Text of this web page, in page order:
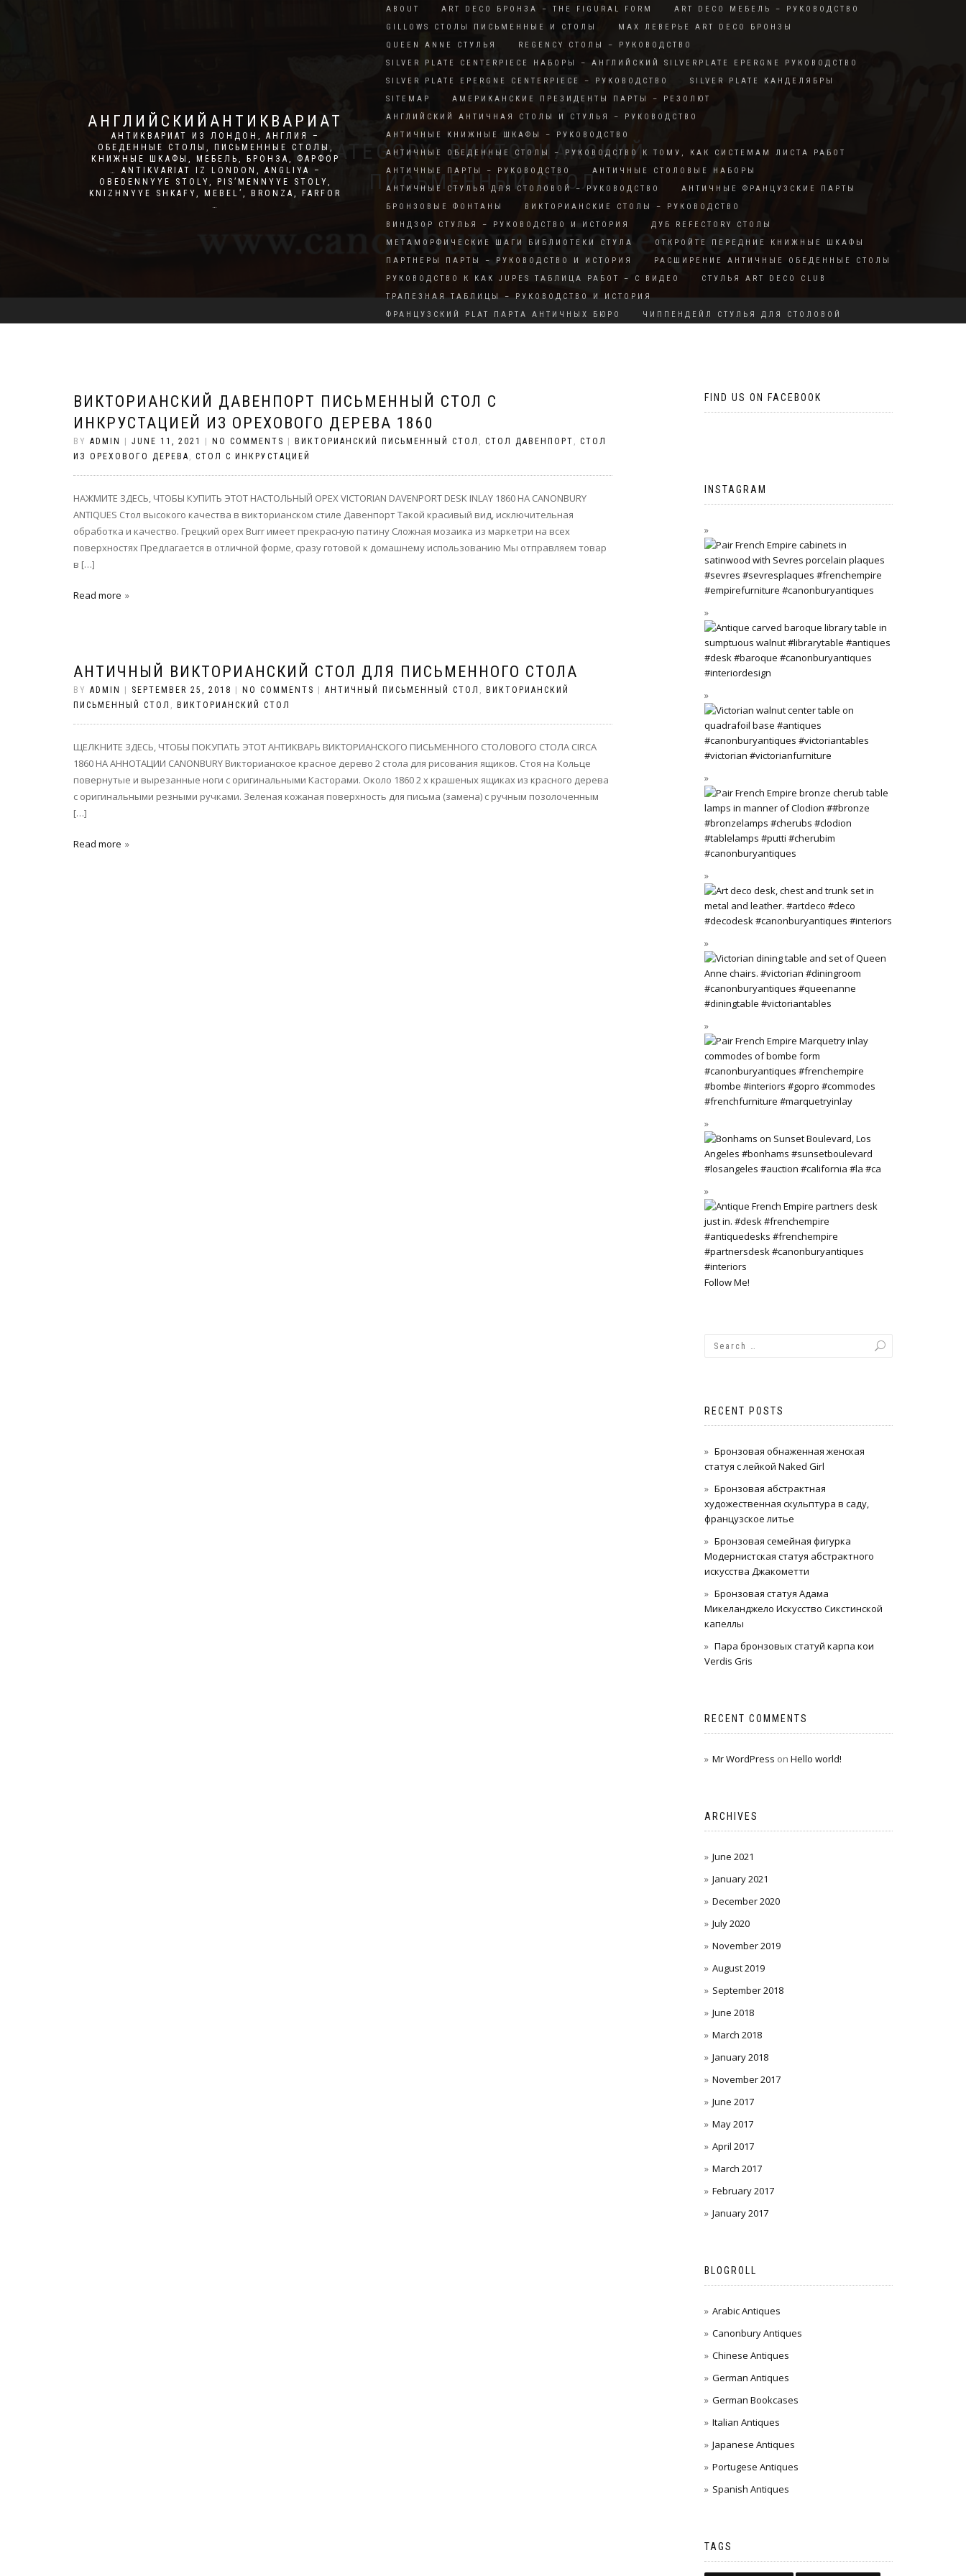
АНГЛИЙСКИЙАНТИКВАРИАТ
АНТИКВАРИАТ ИЗ ЛОНДОН, АНГЛИЯ –
ОБЕДЕННЫЕ СТОЛЫ, ПИСЬМЕННЫЕ СТОЛЫ,
КНИЖНЫЕ ШКАФЫ, МЕБЕЛЬ, БРОНЗА, ФАРФОР
… ANTIKVARIAT IZ LONDON, ANGLIYA –
OBEDENNYYE STOLY, PIS’MENNYYE STOLY,
KNIZHNYYE SHKAFY, MEBEL’, BRONZA, FARFOR
…
ABOUT ART DECO БРОНЗА – THE FIGURAL FORM
ART DECO МЕБЕЛЬ – РУКОВОДСТВО
GILLOWS СТОЛЫ ПИСЬМЕННЫЕ И СТОЛЫ
MAX ЛЕВЕРЬЕ ART DECO БРОНЗЫ
QUEEN ANNE СТУЛЬЯ
REGENCY СТОЛЫ – РУКОВОДСТВО
SILVER PLATE CENTERPIECE НАБОРЫ – АНГЛИЙСКИЙ SILVERPLATE EPERGNE РУКОВОДСТВО
SILVER PLATE EPERGNE CENTERPIECE – РУКОВОДСТВО
SILVER PLATE КАНДЕЛЯБРЫ
SITEMAP
АМЕРИКАНСКИЕ ПРЕЗИДЕНТЫ ПАРТЫ – РЕЗОЛЮТ
АНГЛИЙСКИЙ АНТИЧНАЯ СТОЛЫ И СТУЛЬЯ – РУКОВОДСТВО
АНТИЧНЫЕ КНИЖНЫЕ ШКАФЫ – РУКОВОДСТВО
АНТИЧНЫЕ ОБЕДЕННЫЕ СТОЛЫ – РУКОВОДСТВО К ТОМУ, КАК СИСТЕМАМ ЛИСТА РАБОТ
АНТИЧНЫЕ ПАРТЫ – РУКОВОДСТВО
АНТИЧНЫЕ СТОЛОВЫЕ НАБОРЫ
АНТИЧНЫЕ СТУЛЬЯ ДЛЯ СТОЛОВОЙ – РУКОВОДСТВО
АНТИЧНЫЕ ФРАНЦУЗСКИЕ ПАРТЫ
БРОНЗОВЫЕ ФОНТАНЫ
ВИКТОРИАНСКИЕ СТОЛЫ – РУКОВОДСТВО
ВИНДЗОР СТУЛЬЯ – РУКОВОДСТВО И ИСТОРИЯ
ДУБ REFECTORY СТОЛЫ
МЕТАМОРФИЧЕСКИЕ ШАГИ БИБЛИОТЕКИ СТУЛА
ОТКРОЙТЕ ПЕРЕДНИЕ КНИЖНЫЕ ШКАФЫ
ПАРТНЕРЫ ПАРТЫ – РУКОВОДСТВО И ИСТОРИЯ
РАСШИРЕНИЕ АНТИЧНЫЕ ОБЕДЕННЫЕ СТОЛЫ
РУКОВОДСТВО К КАК JUPES ТАБЛИЦА РАБОТ – С ВИДЕО
СТУЛЬЯ ART DECO CLUB
ТРАПЕЗНАЯ ТАБЛИЦЫ – РУКОВОДСТВО И ИСТОРИЯ
ФРАНЦУЗСКИЙ PLAT ПАРТА АНТИЧНЫХ БЮРО
ЧИППЕНДЕЙЛ СТУЛЬЯ ДЛЯ СТОЛОВОЙ
CATEGORY: ВИКТОРИАНСКИЙ
ПИСЬМЕННЫЙ СТОЛ
ВИКТОРИАНСКИЙ ДАВЕНПОРТ ПИСЬМЕННЫЙ СТОЛ С
ИНКРУСТАЦИЕЙ ИЗ ОРЕХОВОГО ДЕРЕВА 1860
BY ADMIN JUNE 11, 2021 NO COMMENTS ВИКТОРИАНСКИЙ ПИСЬМЕННЫЙ СТОЛ , СТОЛ ДАВЕНПОРТ , СТОЛ
ИЗ ОРЕХОВОГО ДЕРЕВА , СТОЛ С ИНКРУСТАЦИЕЙ
НАЖМИТЕ ЗДЕСЬ, ЧТОБЫ КУПИТЬ ЭТОТ НАСТОЛЬНЫЙ ОРЕХ VICTORIAN DAVENPORT DESK INLAY 1860 НА CANONBURY
ANTIQUES Стол высокого качества в викторианском стиле Давенпорт Такой красивый вид, исключительная
обработка и качество. Грецкий орех Burr имеет прекрасную патину Сложная мозаика из маркетри на всех
поверхностях Предлагается в отличной форме, сразу готовой к домашнему использованию Мы отправляем товар
в […]
Read more
АНТИЧНЫЙ ВИКТОРИАНСКИЙ СТОЛ ДЛЯ ПИСЬМЕННОГО СТОЛА
BY ADMIN SEPTEMBER 25, 2018 NO COMMENTS АНТИЧНЫЙ ПИСЬМЕННЫЙ СТОЛ ,
ВИКТОРИАНСКИЙ
ПИСЬМЕННЫЙ СТОЛ , ВИКТОРИАНСКИЙ СТОЛ
ЩЕЛКНИТЕ ЗДЕСЬ, ЧТОБЫ ПОКУПАТЬ ЭТОТ АНТИКВАРЬ ВИКТОРИАНСКОГО ПИСЬМЕННОГО СТОЛОВОГО СТОЛА CIRCA
1860 НА АННОТАЦИИ CANONBURY Викторианское красное дерево 2 стола для рисования ящиков. Стоя на Кольце
повернутые и вырезанные ноги с оригинальными Касторами. Около 1860 2 х крашеных ящиках из красного дерева
с оригинальными резными ручками. Зеленая кожаная поверхность для письма (замена) с ручным позолоченным
[…]
Read more
FIND US ON FACEBOOK
INSTAGRAM
Follow Me!
RECENT POSTS
Бронзовая обнаженная женская
статуя с лейкой Naked Girl
Бронзовая абстрактная
художественная скульптура в саду,
французское литье
Бронзовая семейная фигурка
Модернистская статуя абстрактного
искусства Джакометти
Бронзовая статуя Адама
Микеланджело Искусство Сикстинской
капеллы
Пара бронзовых статуй карпа кои
Verdis Gris
RECENT COMMENTS
Mr WordPress on Hello world!
ARCHIVES
June 2021
January 2021
December 2020
July 2020
November 2019
August 2019
September 2018
June 2018
March 2018
January 2018
November 2017
June 2017
May 2017
April 2017
March 2017
February 2017
January 2017
BLOGROLL
Arabic Antiques
Canonbury Antiques
Chinese Antiques
German Antiques
German Bookcases
Italian Antiques
Japanese Antiques
Portugese Antiques
Spanish Antiques
TAGS